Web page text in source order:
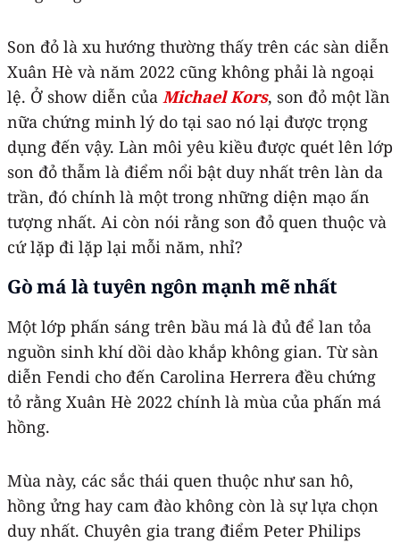
Son đỏ là xu hướng thường thấy trên các sàn diễn
Xuân Hè và năm 2022 cũng không phải là ngoại
lệ. Ở show diễn của Michael Kors, son đỏ một lần
nữa chứng minh lý do tại sao nó lại được trọng
dụng đến vậy. Làn môi yêu kiều được quét lên lớp
son đỏ thẫm là điểm nổi bật duy nhất trên làn da
trần, đó chính là một trong những diện mạo ấn
tượng nhất. Ai còn nói rằng son đỏ quen thuộc và
cứ lặp đi lặp lại mỗi năm, nhỉ?
Gò má là tuyên ngôn mạnh mẽ nhất
Một lớp phấn sáng trên bầu má là đủ để lan tỏa
nguồn sinh khí dồi dào khắp không gian. Từ sàn
diễn Fendi cho đến Carolina Herrera đều chứng
tỏ rằng Xuân Hè 2022 chính là mùa của phấn má
hồng.
Mùa này, các sắc thái quen thuộc như san hô,
hồng ửng hay cam đào không còn là sự lựa chọn
duy nhất. Chuyên gia trang điểm Peter Philips